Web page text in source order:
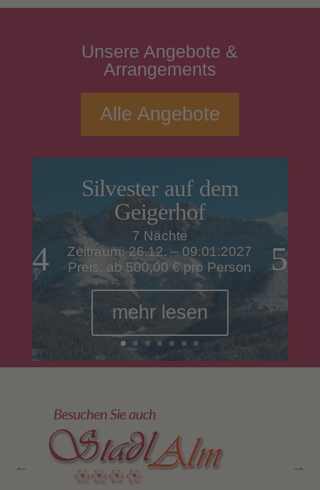
Unsere Angebote &
Arrangements
Alle Angebote
Silvester auf dem
Geigerhof
7 Nächte
Zeitraum: 26.12. – 09.01.2027
Preis: ab 500,00 € pro Person
mehr lesen